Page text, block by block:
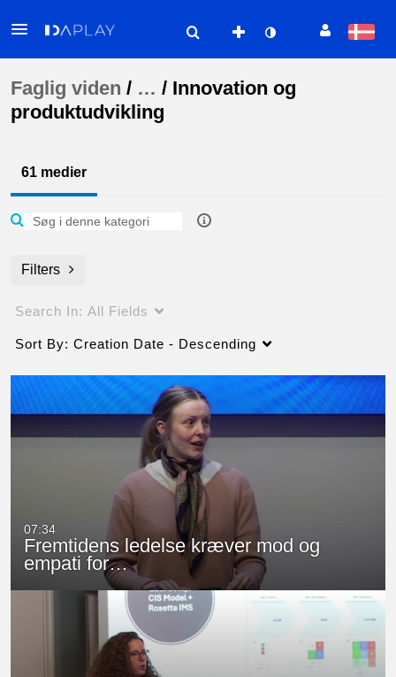
Faglig viden / … / Innovation og
produktudvikling
61 medier
Filters
Search In: All Fields
Sort By: Creation Date - Descending
07:34
Fremtidens ledelse kræver mod og
empati for…